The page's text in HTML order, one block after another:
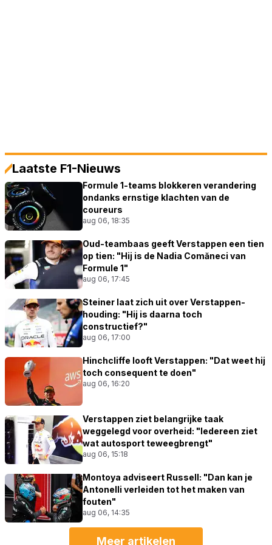
Laatste F1-Nieuws
Formule 1-teams blokkeren verandering
ondanks ernstige klachten van de
coureurs
aug 06, 18:35
Oud-teambaas geeft Verstappen een tien
op tien: "Hij is de Nadia Comăneci van
Formule 1"
aug 06, 17:45
Steiner laat zich uit over Verstappen-
houding: "Hij is daarna toch
constructief?"
aug 06, 17:00
Hinchcliffe looft Verstappen: "Dat weet hij
toch consequent te doen"
aug 06, 16:20
Verstappen ziet belangrijke taak
weggelegd voor overheid: "Iedereen ziet
wat autosport teweegbrengt"
aug 06, 15:18
Montoya adviseert Russell: "Dan kan je
Antonelli verleiden tot het maken van
fouten"
aug 06, 14:35
Meer artikelen